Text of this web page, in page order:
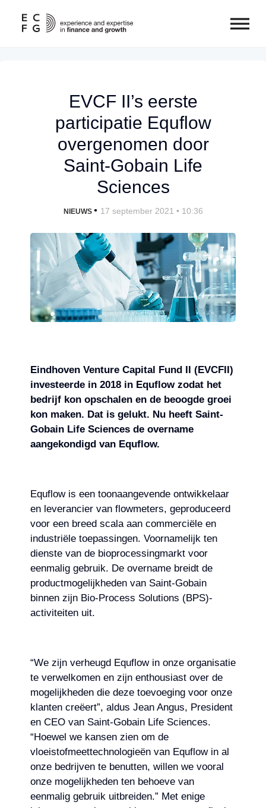
EVCF II’s eerste
participatie Equflow
overgenomen door
Saint-Gobain Life
Sciences
NIEUWS • 17 september 2021 • 10:36
Eindhoven Venture Capital Fund II (EVCFII)
investeerde in 2018 in Equflow zodat het
bedrijf kon opschalen en de beoogde groei
kon maken. Dat is gelukt. Nu heeft Saint-
Gobain Life Sciences de overname
aangekondigd van Equflow.
Equflow is een toonaangevende ontwikkelaar
en leverancier van flowmeters, geproduceerd
voor een breed scala aan commerciële en
industriële toepassingen. Voornamelijk ten
dienste van de bioprocessingmarkt voor
eenmalig gebruik. De overname breidt de
productmogelijkheden van Saint-Gobain
binnen zijn Bio-Process Solutions (BPS)-
activiteiten uit.
“We zijn verheugd Equflow in onze organisatie
te verwelkomen en zijn enthousiast over de
mogelijkheden die deze toevoeging voor onze
klanten creëert”, aldus Jean Angus, President
en CEO van Saint-Gobain Life Sciences.
“Hoewel we kansen zien om de
vloeistofmeettechnologieën van Equflow in al
onze bedrijven te benutten, willen we vooral
onze mogelijkheden ten behoeve van
eenmalig gebruik uitbreiden.” Met enige